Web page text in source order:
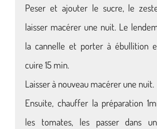
Peser et ajouter le sucre, le
laisser macérer une nuit. Le
la cannelle et porter à ébullition
cuire 15 min.
Laisser à nouveau macérer une nuit.
Ensuite, chauffer la préparation
les tomates, les passer dans